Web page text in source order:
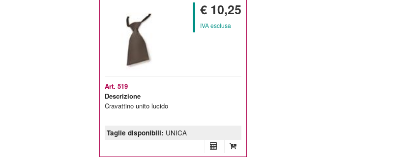
€ 10,25
IVA esclusa
Art. 519
Descrizione
Cravattino unito lucido
Taglie disponibili: UNICA